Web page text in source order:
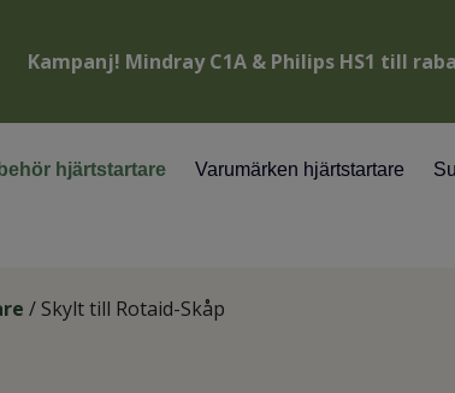
Kampanj! Mindray C1A & Philips HS1 till
hjärtstartare Varumärken hjärtstartare
/ Skylt till Rotaid-Skåp